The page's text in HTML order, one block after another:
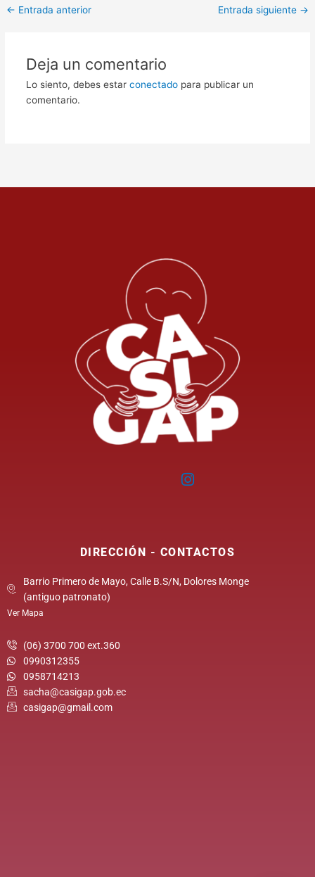
← Entrada anterior Entrada siguiente →
Deja un comentario
Lo siento, debes estar conectadopara publicar un
comentario.
DIRECCIÓN - CONTACTOS
Barrio Primero de Mayo, Calle B.S/N, Dolores Monge
(antiguo patronato)
Ver Mapa
(06) 3700 700 ext.360
0990312355
0958714213
sacha@casigap.gob.ec
casigap@gmail.com